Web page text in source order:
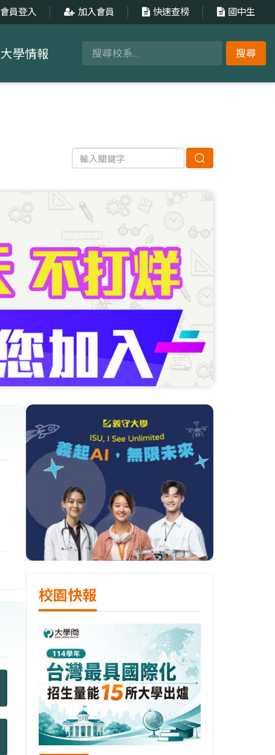
會員登入 加入會員 快速查榜 國中生
搜尋
大學情報
校園快報